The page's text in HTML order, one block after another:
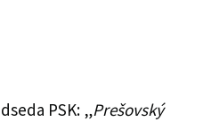
PSK: „Prešovský